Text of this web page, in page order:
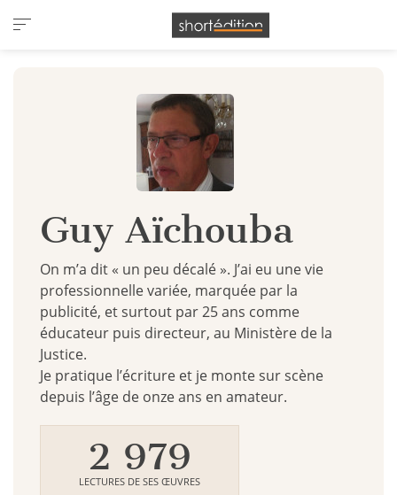
Panneau de gestion des cookies
Guy Aïchouba
On m’a dit « un peu décalé ». J’ai eu une vie
professionnelle variée, marquée par la
publicité, et surtout par 25 ans comme
éducateur puis directeur, au Ministère de la
Justice.
Je pratique l’écriture et je monte sur scène
depuis l’âge de onze ans en amateur.
2 979
LECTURES DE SES ŒUVRES